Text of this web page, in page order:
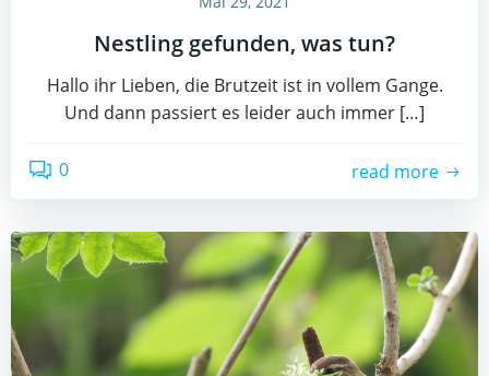
Nestling gefunden, was tun?
Hallo ihr Lieben, die Brutzeit ist in vollem Gange.
Und dann passiert es leider auch immer […]
0 read more